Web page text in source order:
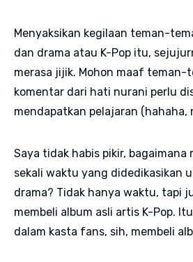
Menyaksikan kegilaan teman-
dan drama atau K-Pop itu,
merasa jijik. Mohon maaf teman-
komentar dari hati nurani perlu
mendapatkan pelajaran (hahaha,
Saya tidak habis pikir, bagaimana
sekali waktu yang didedikasikan
drama? Tidak hanya waktu, tapi
membeli album asli artis K-Pop.
dalam kasta fans, sih, membeli